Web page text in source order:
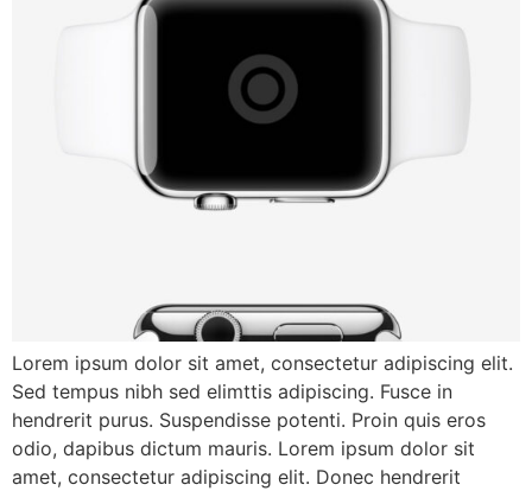
Lorem ipsum dolor sit amet, consectetur adipiscing elit.
Sed tempus nibh sed elimttis adipiscing. Fusce in
hendrerit purus. Suspendisse potenti. Proin quis eros
odio, dapibus dictum mauris. Lorem ipsum dolor sit
amet, consectetur adipiscing elit. Donec hendrerit